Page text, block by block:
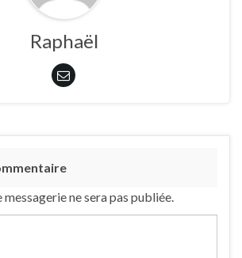
Raphaël
ne sera pas publiée.